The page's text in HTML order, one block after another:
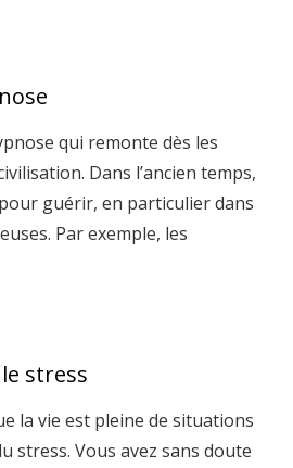
qui remonte dès les
Dans l’ancien temps,
guérir, en particulier dans
Par exemple, les
stress
la vie est pleine de situations
stress. Vous avez sans doute